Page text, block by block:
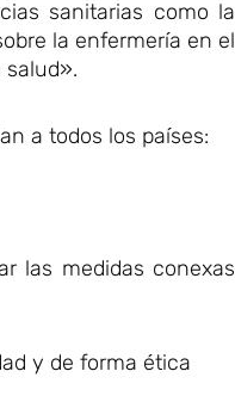
sanitarias como la
la enfermería en el
salud».
a todos los países:
las medidas conexas
y de forma ética